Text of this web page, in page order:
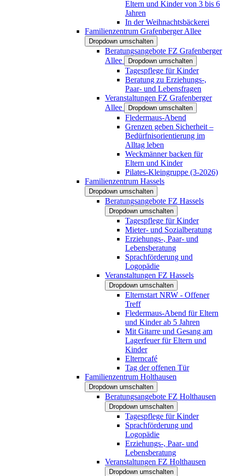
Eltern und Kinder von 3 bis 6
Jahren
In der Weihnachtsbäckerei
Familienzentrum Grafenberger Allee
Dropdown umschalten
Beratungsangebote FZ Grafenberger
Allee
Dropdown umschalten
Tagespflege für Kinder
Beratung zu Erziehungs-,
Paar- und Lebensfragen
Veranstaltungen FZ Grafenberger
Allee
Dropdown umschalten
Fledermaus-Abend
Grenzen geben Sicherheit –
Bedürfnisorientierung im
Alltag leben
Weckmänner backen für
Eltern und Kinder
Pilates-Kleingruppe (3-2026)
Familienzentrum Hassels
Dropdown umschalten
Beratungsangebote FZ Hassels
Dropdown umschalten
Tagespflege für Kinder
Mieter- und Sozialberatung
Erziehungs-, Paar- und
Lebensberatung
Sprachförderung und
Logopädie
Veranstaltungen FZ Hassels
Dropdown umschalten
Elternstart NRW - Offener
Treff
Fledermaus-Abend für Eltern
und Kinder ab 5 Jahren
Mit Gitarre und Gesang am
Lagerfeuer für Eltern und
Kinder
Elterncafé
Tag der offenen Tür
Familienzentrum Holthausen
Dropdown umschalten
Beratungsangebote FZ Holthausen
Dropdown umschalten
Tagespflege für Kinder
Sprachförderung und
Logopädie
Erziehungs-, Paar- und
Lebensberatung
Veranstaltungen FZ Holthausen
Dropdown umschalten